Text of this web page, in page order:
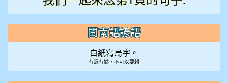
閩南語諺語
白紙寫烏字。
有憑有據，不可以耍賴